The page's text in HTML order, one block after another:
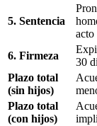
5. Sentencia
acto
6. Firmeza
30
Plazo total
(sin hijos)
Plazo total
(con hijos)